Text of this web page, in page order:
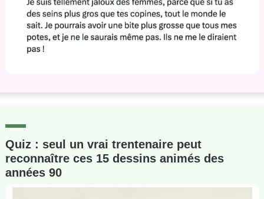
Quiz : seul un vrai trentenaire peut
reconnaître ces 15 dessins animés des
années 90